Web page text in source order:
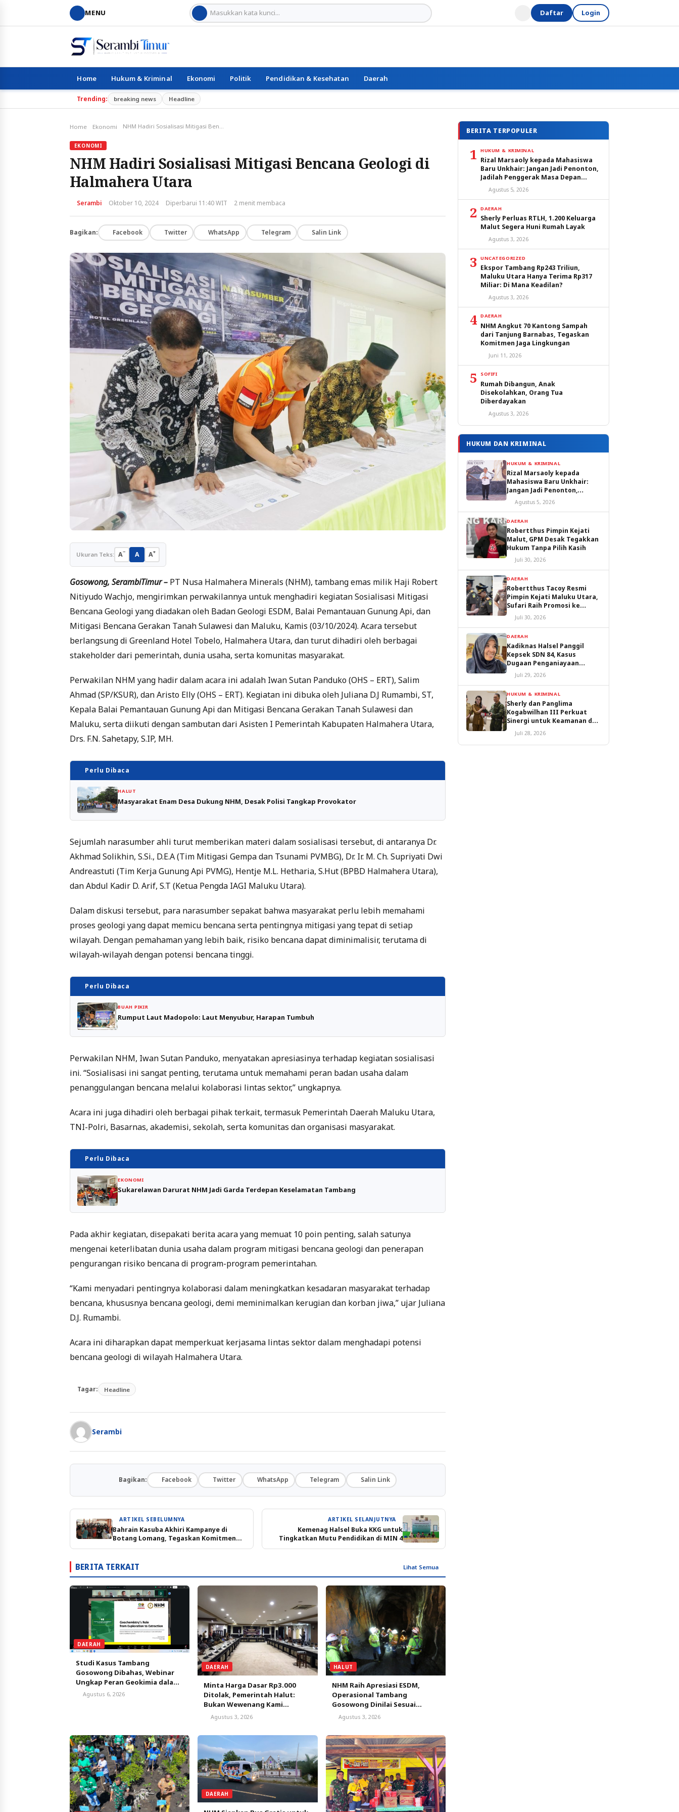
MENU Daftar Login
Home Hukum & Kriminal Ekonomi Politik Pendidikan & Kesehatan Daerah
Trending: breaking news Headline
Home Ekonomi NHM Hadiri Sosialisasi Mitigasi Bencana Geologi di Halmahera Utara
EKONOMI
NHM Hadiri Sosialisasi Mitigasi Bencana Geologi di
Halmahera Utara
Serambi Oktober 10, 2024 Diperbarui 11:40 WIT 2 menit membaca
Bagikan: Facebook Twitter WhatsApp Telegram Salin Link
Ukuran Teks: A− A A+
Gosowong, SerambiTimur – PT Nusa Halmahera Minerals (NHM), tambang emas milik Haji Robert
Nitiyudo Wachjo, mengirimkan perwakilannya untuk menghadiri kegiatan Sosialisasi Mitigasi
Bencana Geologi yang diadakan oleh Badan Geologi ESDM, Balai Pemantauan Gunung Api, dan
Mitigasi Bencana Gerakan Tanah Sulawesi dan Maluku, Kamis (03/10/2024). Acara tersebut
berlangsung di Greenland Hotel Tobelo, Halmahera Utara, dan turut dihadiri oleh berbagai
stakeholder dari pemerintah, dunia usaha, serta komunitas masyarakat.
Perwakilan NHM yang hadir dalam acara ini adalah Iwan Sutan Panduko (OHS – ERT), Salim
Ahmad (SP/KSUR), dan Aristo Elly (OHS – ERT). Kegiatan ini dibuka oleh Juliana D.J Rumambi, ST,
Kepala Balai Pemantauan Gunung Api dan Mitigasi Bencana Gerakan Tanah Sulawesi dan
Maluku, serta diikuti dengan sambutan dari Asisten I Pemerintah Kabupaten Halmahera Utara,
Drs. F.N. Sahetapy, S.IP, MH.
Perlu Dibaca
HALUT
Masyarakat Enam Desa Dukung NHM, Desak Polisi Tangkap Provokator
Sejumlah narasumber ahli turut memberikan materi dalam sosialisasi tersebut, di antaranya Dr.
Akhmad Solikhin, S.Si., D.E.A (Tim Mitigasi Gempa dan Tsunami PVMBG), Dr. Ir. M. Ch. Supriyati Dwi
Andreastuti (Tim Kerja Gunung Api PVMG), Hentje M.L. Hetharia, S.Hut (BPBD Halmahera Utara),
dan Abdul Kadir D. Arif, S.T (Ketua Pengda IAGI Maluku Utara).
Dalam diskusi tersebut, para narasumber sepakat bahwa masyarakat perlu lebih memahami
proses geologi yang dapat memicu bencana serta pentingnya mitigasi yang tepat di setiap
wilayah. Dengan pemahaman yang lebih baik, risiko bencana dapat diminimalisir, terutama di
wilayah-wilayah dengan potensi bencana tinggi.
Perlu Dibaca
BUAH PIKIR
Rumput Laut Madopolo: Laut Menyubur, Harapan Tumbuh
Perwakilan NHM, Iwan Sutan Panduko, menyatakan apresiasinya terhadap kegiatan sosialisasi
ini. “Sosialisasi ini sangat penting, terutama untuk memahami peran badan usaha dalam
penanggulangan bencana melalui kolaborasi lintas sektor,” ungkapnya.
Acara ini juga dihadiri oleh berbagai pihak terkait, termasuk Pemerintah Daerah Maluku Utara,
TNI-Polri, Basarnas, akademisi, sekolah, serta komunitas dan organisasi masyarakat.
Perlu Dibaca
EKONOMI
Sukarelawan Darurat NHM Jadi Garda Terdepan Keselamatan Tambang
Pada akhir kegiatan, disepakati berita acara yang memuat 10 poin penting, salah satunya
mengenai keterlibatan dunia usaha dalam program mitigasi bencana geologi dan penerapan
pengurangan risiko bencana di program-program pemerintahan.
“Kami menyadari pentingnya kolaborasi dalam meningkatkan kesadaran masyarakat terhadap
bencana, khususnya bencana geologi, demi meminimalkan kerugian dan korban jiwa,” ujar Juliana
D.J. Rumambi.
Acara ini diharapkan dapat memperkuat kerjasama lintas sektor dalam menghadapi potensi
bencana geologi di wilayah Halmahera Utara.
Tagar: Headline
Serambi
Bagikan: Facebook Twitter WhatsApp Telegram Salin Link
ARTIKEL SEBELUMNYA
Bahrain Kasuba Akhiri Kampanye di
Botang Lomang, Tegaskan Komitmen
untuk Kesejahteraan Halsel
ARTIKEL SELANJUTNYA
Kemenag Halsel Buka KKG untuk
Tingkatkan Mutu Pendidikan di MIN 4
BERITA TERKAIT Lihat Semua
DAERAH
Studi Kasus Tambang
Gosowong Dibahas, Webinar
Ungkap Peran Geokimia dalam
Menemukan Cadangan Emas
Agustus 6, 2026
DAERAH
Minta Harga Dasar Rp3.000
Ditolak, Pemerintah Halut:
Bukan Wewenang Kami
Menetapkan Harga Kelapa
Agustus 3, 2026
HALUT
NHM Raih Apresiasi ESDM,
Operasional Tambang
Gosowong Dinilai Sesuai
Kaidah GMP
Agustus 3, 2026
DAERAH
BERITA TERPOPULER
1 HUKUM & KRIMINAL
Rizal Marsaoly kepada Mahasiswa
Baru Unkhair: Jangan Jadi Penonton,
Jadilah Penggerak Masa Depan
Ternate dan Maluku Utara
Agustus 5, 2026
2 DAERAH
Sherly Perluas RTLH, 1.200 Keluarga
Malut Segera Huni Rumah Layak
Agustus 3, 2026
3 UNCATEGORIZED
Ekspor Tambang Rp243 Triliun,
Maluku Utara Hanya Terima Rp317
Miliar: Di Mana Keadilan?
Agustus 3, 2026
4 DAERAH
NHM Angkut 70 Kantong Sampah
dari Tanjung Barnabas, Tegaskan
Komitmen Jaga Lingkungan
Juni 11, 2026
5 SOFIFI
Rumah Dibangun, Anak
Disekolahkan, Orang Tua
Diberdayakan
Agustus 3, 2026
HUKUM DAN KRIMINAL
HUKUM & KRIMINAL
Rizal Marsaoly kepada
Mahasiswa Baru Unkhair:
Jangan Jadi Penonton,
Jadilah Penggerak Masa
Depan Ternate dan Maluku
Agustus 5, 2026
DAERAH
Robertthus Pimpin Kejati
Malut, GPM Desak Tegakkan
Hukum Tanpa Pilih Kasih
Juli 30, 2026
DAERAH
Robertthus Tacoy Resmi
Pimpin Kejati Maluku Utara,
Sufari Raih Promosi ke
Kejaksaan Agung
Juli 30, 2026
DAERAH
Kadiknas Halsel Panggil
Kepsek SDN 84, Kasus
Dugaan Penganiayaan
Diproses
Juli 29, 2026
HUKUM & KRIMINAL
Sherly dan Panglima
Kogabwilhan III Perkuat
Sinergi untuk Keamanan dan
Pembangunan Malut
Juli 28, 2026